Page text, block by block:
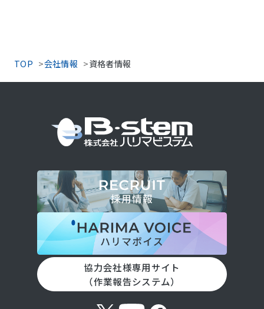
TOP 会社情報 資格者情報
協力会社様専用サイト
（作業報告システム）